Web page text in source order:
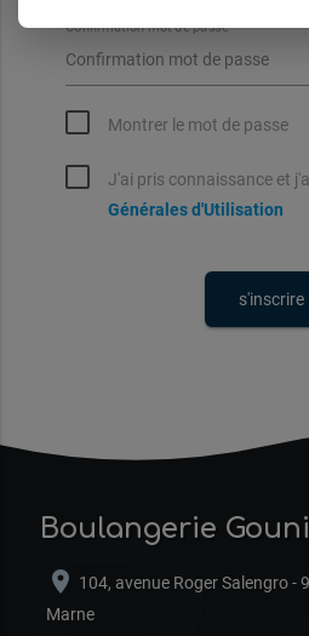
Confirmation mot de passe
Montrer le mot de passe
J'ai pris connaissance et
Générales d'Utilisation
Boulangerie
location_on 104, avenue Roger Salengro -
Marne